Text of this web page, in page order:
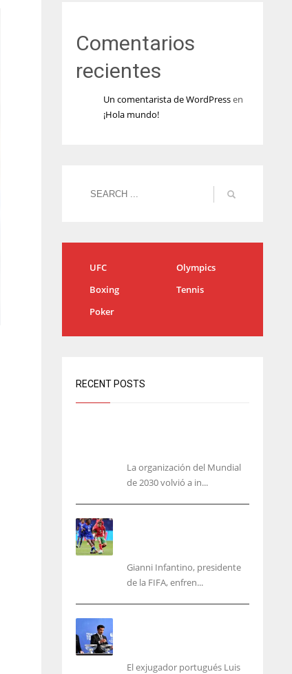
Comentarios
recientes
Un comentarista de WordPressen
¡Hola mundo!
UFC
Olympics
Boxing
Tennis
Poker
RECENT POSTS
La organización del Mundial
de 2030 volvió a in...
Gianni Infantino, presidente
de la FIFA, enfren...
El exjugador portugués Luis